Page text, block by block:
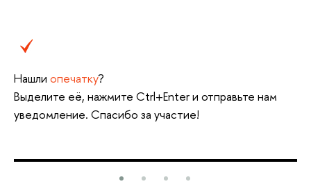
Нашли опечатку?
Выделите её, нажмите Ctrl+Enter и отправьте нам
уведомление. Спасибо за участие!